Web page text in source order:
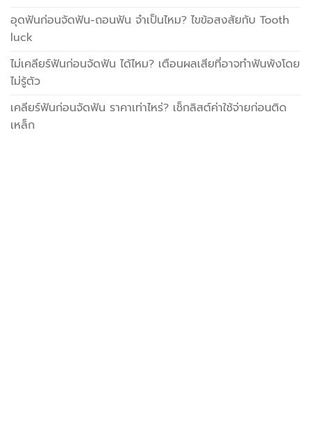
อุดฟันก่อนจัดฟัน-ถอนฟัน จำเป็นไหม? ไขข้อสงสัยกับ Tooth
luck
ไม่เคลียร์ฟันก่อนจัดฟัน ได้ไหม? เตือนผลเสียที่อาจทำฟันพังโดย
ไม่รู้ตัว
เคลียร์ฟันก่อนจัดฟัน ราคาเท่าไหร่? เช็กลิสต์ค่าใช้จ่ายก่อนติด
เหล็ก